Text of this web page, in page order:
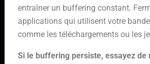
entraîner un buffering constant.
applications qui utilisent votre
comme les téléchargements ou les
Si le buffering persiste, essayez de